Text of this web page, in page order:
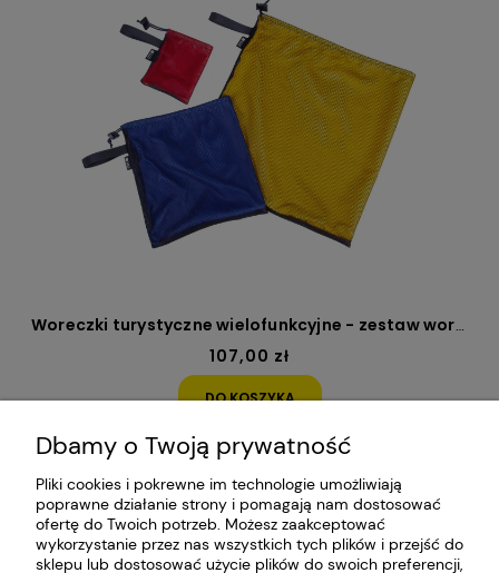
Woreczki turystyczne wielofunkcyjne - zestaw woreczków 15, 5 i 0,5l
107,00 zł
DO KOSZYKA
O NAS
Dbamy o Twoją prywatność
Pliki cookies i pokrewne im technologie umożliwiają
poprawne działanie strony i pomagają nam dostosować
ofertę do Twoich potrzeb. Możesz zaakceptować
wykorzystanie przez nas wszystkich tych plików i przejść do
sklepu lub dostosować użycie plików do swoich preferencji,